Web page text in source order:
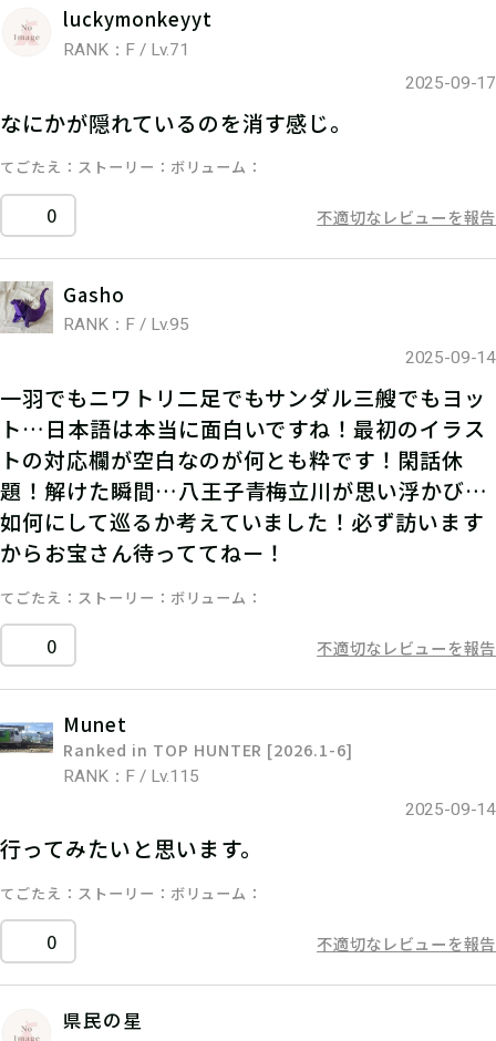
luckymonkeyyt
RANK：F / Lv.71
2025-09-17
なにかが隠れているのを消す感じ。
てごたえ ストーリー ボリューム
0 不適切なレビューを報告
Gasho
RANK：F / Lv.95
2025-09-14
一羽でもニワトリ二足でもサンダル三艘でもヨッ
ト…日本語は本当に面白いですね！最初のイラス
トの対応欄が空白なのが何とも粋です！閑話休
題！解けた瞬間…八王子青梅立川が思い浮かび…
如何にして巡るか考えていました！必ず訪います
からお宝さん待っててねー！
てごたえ ストーリー ボリューム
0 不適切なレビューを報告
Munet
Ranked in TOP HUNTER [2026.1-6]
RANK：F / Lv.115
2025-09-14
行ってみたいと思います。
てごたえ ストーリー ボリューム
0 不適切なレビューを報告
県民の星